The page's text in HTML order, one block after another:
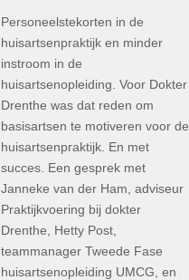
Personeelstekorten in de
huisartsenpraktijk en minder
instroom in de
huisartsenopleiding. Voor Dokter
Drenthe was dat reden om
basisartsen te motiveren voor de
huisartsenpraktijk. En met
succes. Een gesprek met
Janneke van der Ham, adviseur
Praktijkvoering bij dokter
Drenthe, Hetty Post,
teammanager Tweede Fase
huisartsenopleiding UMCG, en